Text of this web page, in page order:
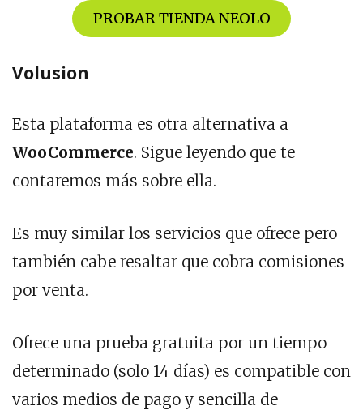
PROBAR TIENDA NEOLO
Volusion
Esta plataforma es otra alternativa a
WooCommerce. Sigue leyendo que te
contaremos más sobre ella.
Es muy similar los servicios que ofrece pero
también cabe resaltar que cobra comisiones
por venta.
Ofrece una prueba gratuita por un tiempo
determinado (solo 14 días) es compatible con
varios medios de pago y sencilla de